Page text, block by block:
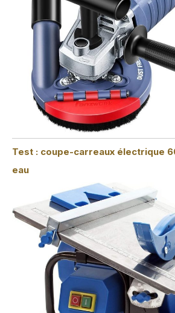
Test : coupe-carreaux électrique
eau